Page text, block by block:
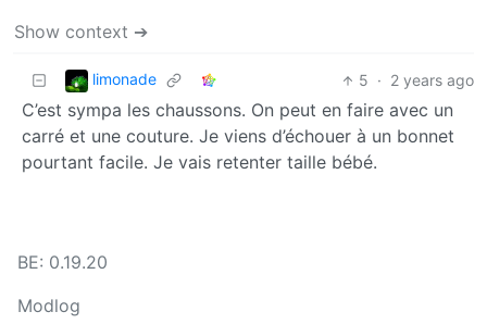
Show context ➔
limonade 5 · 2 years ago
C’est sympa les chaussons. On peut en faire avec un
carré et une couture. Je viens d’échouer à un bonnet
pourtant facile. Je vais retenter taille bébé.
BE: 0.19.20
Modlog